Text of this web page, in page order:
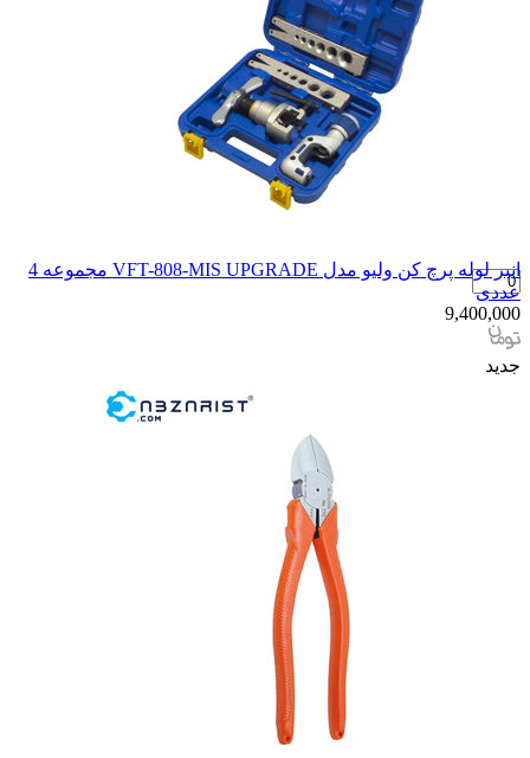
انبر لوله پرچ کن ولیو مدل VFT-808-MIS UPGRADE مجموعه 4
عددی
9,400,000
جدید